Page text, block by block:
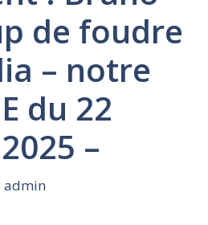
de foudre
– notre
du 22
–
admin